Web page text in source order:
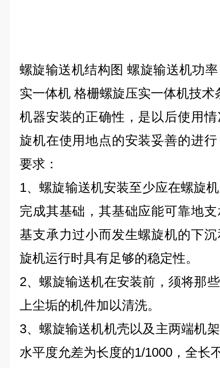
螺旋输送机结构图 螺旋输送机功
实一体机 格栅螺旋压实一体机技术
机器安装的正确性，是以后使用
旋机在使用地点的安装妥善的进
要求：
1、螺旋输送机安装至少应在螺旋
完成其基础，其基础应能可靠地
基支承力过小而发生螺旋机的下
旋机运行时具有足够的稳定性。
2、螺旋输送机在安装前，须将那
上尘垢的机件加以清洗。
3、螺旋输送机机壳以及主两端机
水平度允差为长度的1/1000，全长